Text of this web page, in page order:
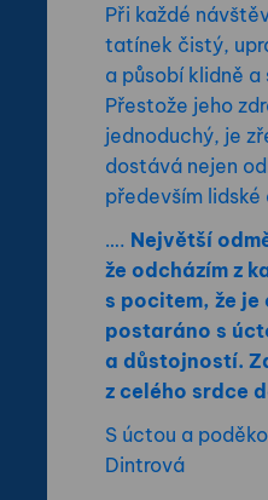
Při každé
tatínek čistý,
a působí klidně a
Přestože jeho
jednoduchý, je
dostává nejen
především
…. Největší
že odcházím z
s pocitem, že
postaráno s
a důstojností.
z celého srdce
S úctou a
Dintrová